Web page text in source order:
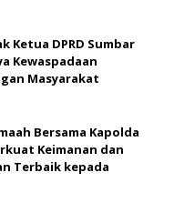
Ketua DPRD Sumbar
Kewaspadaan
Masyarakat
Bersama Kapolda
Keimanan dan
Terbaik kepada